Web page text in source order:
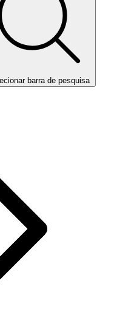
barra de pesquisa